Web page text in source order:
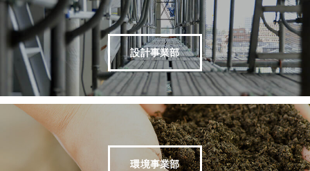
設計事業部
環境事業部